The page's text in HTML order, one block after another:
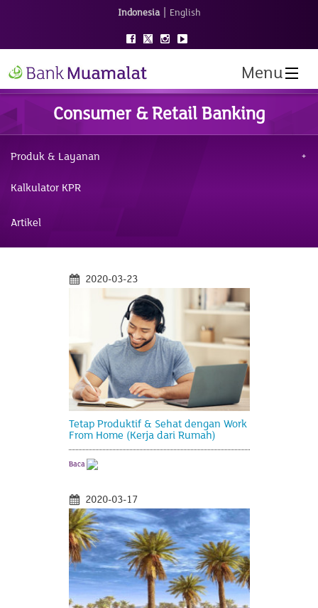
Indonesia | English
Menu
Consumer & Retail Banking
Produk & Layanan
Kalkulator KPR
Artikel
2020-03-23
Tetap Produktif & Sehat dengan Work
From Home (Kerja dari Rumah)
Baca
2020-03-17